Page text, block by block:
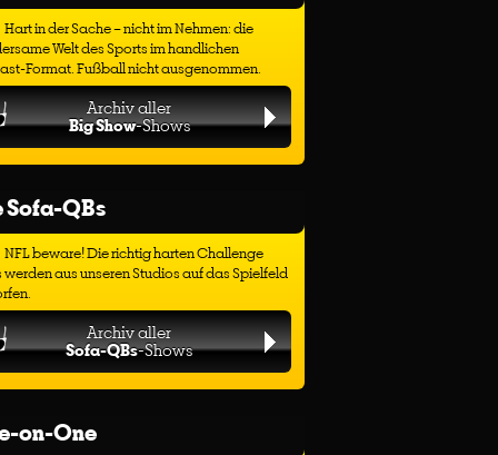
Hart in der Sache – nicht im Nehmen: die
Welt des Sports im handlichen
Format. Fußball nicht ausgenommen.
Archiv aller
Big Show-Shows
Sofa-QBs
NFL beware! Die richtig harten Challenge
werden aus unseren Studios auf das Spielfeld
Archiv aller
Sofa-QBs-Shows
on-One